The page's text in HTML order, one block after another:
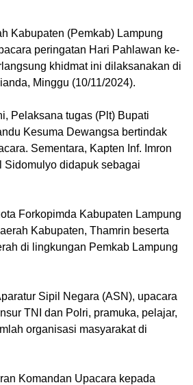
Kabupaten (Pemkab) Lampung
peringatan Hari Pahlawan ke-
khidmat ini dilaksanakan di
Minggu (10/11/2024).
Pelaksana tugas (Plt) Bupati
Kesuma Dewangsa bertindak
Sementara, Kapten Inf. Imron
Sidomulyo didapuk sebagai
Forkopimda Kabupaten Lampung
Kabupaten, Thamrin beserta
di lingkungan Pemkab Lampung
Sipil Negara (ASN), upacara
TNI dan Polri, pramuka, pelajar,
organisasi masyarakat di
Komandan Upacara kepada